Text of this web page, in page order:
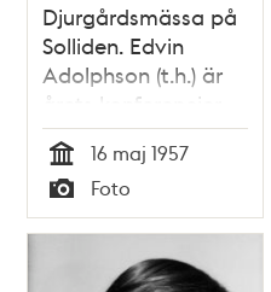
Djurgårdsmässa på
Solliden. Edvin
Adolphson (t.h.) är
årets konferencier.
Här ses han dansa
rock n´ roll, med
några av de
dansare som skall
mässan
Tid
16 maj 1957
Typ
Foto